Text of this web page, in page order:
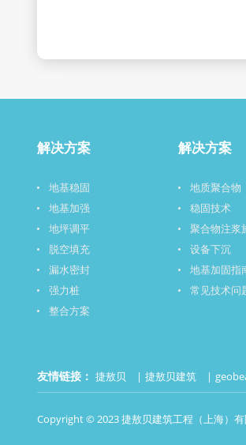
解决方案
地基稳固
地基加强
地坪调平
脱空填充
漏水密封
强力桩
整合方案
解决方案
地质聚合物
稳固技术
聚合物注浆
设备下沉
地基加固指
常见技术问
友情链接： 捷敖贝 捷敖贝建筑
Copyright © 2023 捷敖贝建筑工程（上海）